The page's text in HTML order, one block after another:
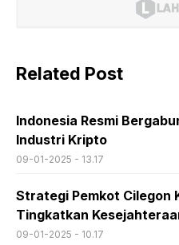
Related Post
Indonesia Resmi
Industri Kripto
09-01-2025 - 13.17
Strategi Pemkot Cilegon
Tingkatkan
09-01-2025 - 10.17